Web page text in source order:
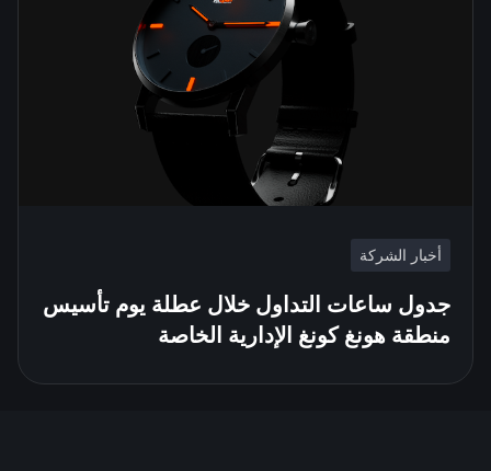
أخبار الشركة
جدول ساعات التداول خلال عطلة يوم تأسيس
منطقة هونغ كونغ الإدارية الخاصة